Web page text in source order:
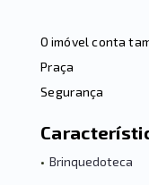
O imóvel conta
Praça
Segurança
• Brinquedoteca